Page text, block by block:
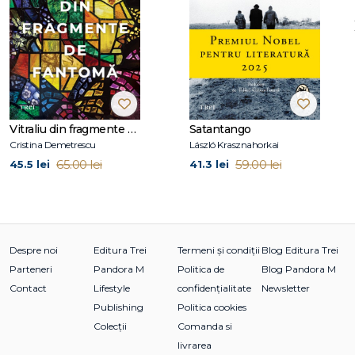
La Editura Trei au apărut Și dacă e adevărat, Te voi revedea,
În altă viață, Șapte zile pentru o eternitate, Toate acele
lucruri pe care nu ni le-am spus, Prietenii mei, iubirile mele,
Prima zi, Prima noapte, Hoțul de umbre, Strania călătorie a
domnului Daldry, Mai puternic decât frica, Și dacă aș mai trăi
o dată, Unde ești?, Un alt fel de fericire, Copiii libertății, Ea &
el, Orizontul răsturnat, Ultima din clanul Stanfield, O fată ca
ea, Fantoma și iubirea.
Vitraliu din fragmente de fantomă
Cristina Demetrescu
45.5 lei 65.00 lei
Satantango
László Krasznahorkai
41.3 lei 59.00 lei
Despre noi
Parteneri
Contact
Editura Trei
Pandora M
Lifestyle
Publishing
Colecții
Termeni și condiții
Politica de
confidențialitate
Politica cookies
Comanda si
livrarea
Blog Editura Trei
Blog Pandora M
Newsletter